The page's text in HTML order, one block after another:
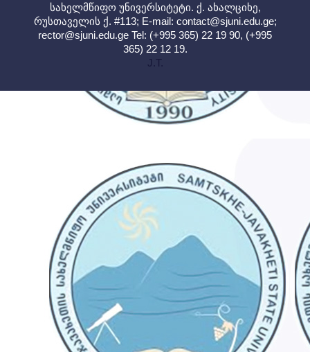
სახელმწიფო უნივერსიტეტი. ქ. ახალციხე,
რუსთაველის ქ. #113; E-mail: contact@sjuni.edu.ge;
rector@sjuni.edu.ge Tel: (+995 365) 22 19 90, (+995
365) 22 12 19.
J.T.